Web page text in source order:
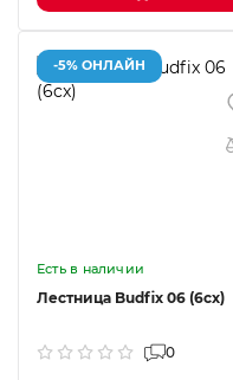
-5% ОНЛАЙН
Есть в наличии
Лестница Budfix 06 (6cx)
0